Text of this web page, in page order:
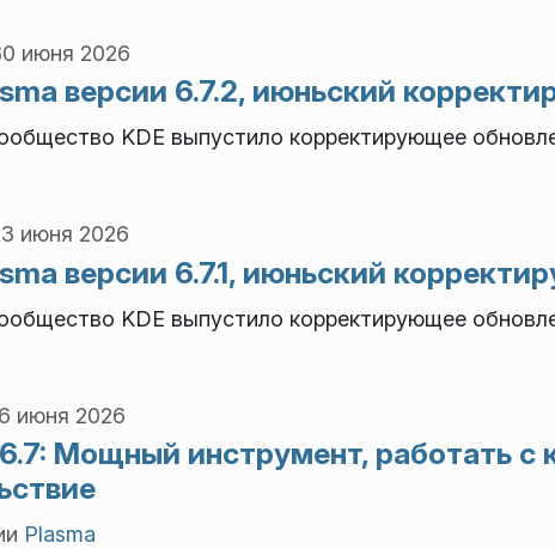
июня 2026
версии 6.7.2, июньский
KDE выпустило корректирующее
июня 2026
версии 6.7.1, июньский
KDE выпустило корректирующее
июня 2026
Мощный инструмент, работать
Plasma